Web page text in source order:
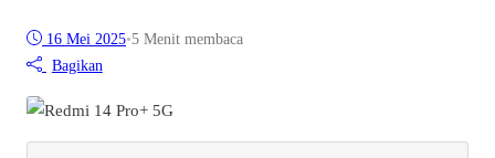
16 Mei 2025•5 Menit membaca
Bagikan